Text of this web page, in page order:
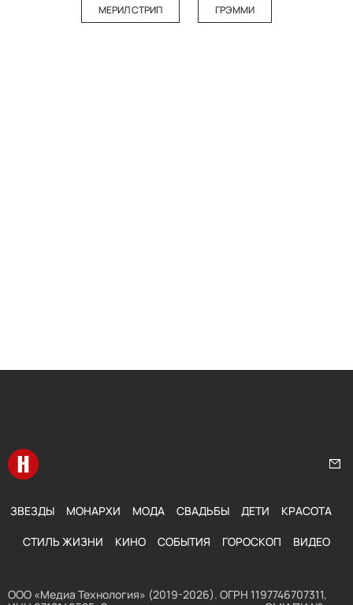
МЕРИЛ СТРИП ГРЭММИ
Перейти на главную
ЗВЕЗДЫ МОНАРХИ МОДА СВАДЬБЫ ДЕТИ КРАСОТА
СТИЛЬ ЖИЗНИ КИНО СОБЫТИЯ ГОРОСКОП ВИДЕО
ООО «Медиа Технология» (2019-2026). ОГРН 1197746707311,